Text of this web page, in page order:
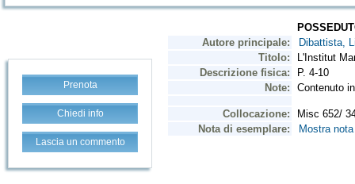
Prenota
Chiedi info
Lascia un commento